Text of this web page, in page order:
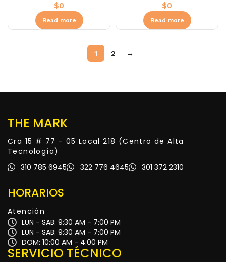
$0
Read more
$0
Read more
1 2 →
THE MARK
Cra 15 # 77 - 05 Local 218 (Centro de Alta
Tecnología)
310 785 6945
322 776 4645 301 372 2310
HORARIOS
Atención
LUN - SAB: 9:30 AM - 7:00 PM
LUN - SAB: 9:30 AM - 7:00 PM
DOM: 10:00 AM - 4:00 PM
SERVICIO TÉCNICO